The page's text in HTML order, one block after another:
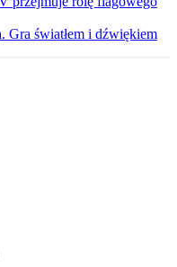
Gra światłem i dźwiękiem